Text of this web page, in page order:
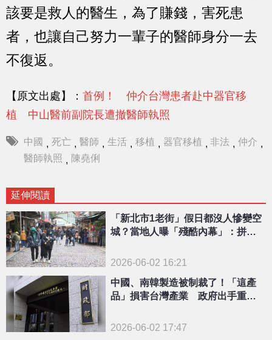
該要是救人的醫生，為了賺錢，害死患
者，也讓自己努力一輩子的醫師身分一去
不復返。
【原文出處】： 首例！ 仲介台灣患者赴中器官移
植 中山醫前副院長遭撤醫師執照
中國 , 死亡 , 醫師 , 生活 , 移植 , 器官移植 , 非法 , 仲介 ,
醫師執照 , 陳堯俐
延伸閱讀
「新北市1老街」假日都沒人慘變空
城？當地人曝「殘酷內幕」：拼不
2026-06-02 16:21
中國、南韓製造被制裁了！「這產
品」損害台灣產業 政府出手重課
2026-06-02 17:47